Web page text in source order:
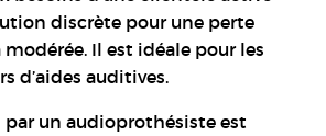
discrète pour une perte
Il est idéale pour les
d’aides auditives.
par un audioprothésiste est